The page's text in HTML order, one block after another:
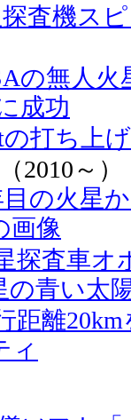
探査機ス
の無人火
成功
の打ち上
2010～）
目の火星
画像
探査車オ
の青い太
距離
ィ